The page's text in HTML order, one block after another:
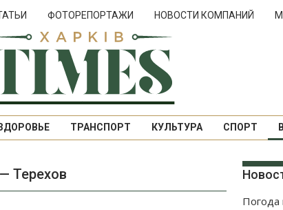
ФОТОРЕПОРТАЖИ НОВОСТИ КОМПАНИЙ
ТРАНСПОРТ КУЛЬТУРА СПОРТ
Терехов
Погода